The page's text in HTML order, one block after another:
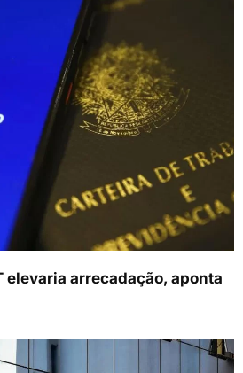
elevaria arrecadação, aponta